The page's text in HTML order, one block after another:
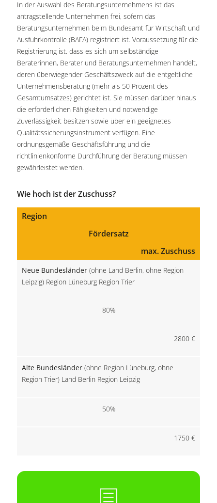
In der Auswahl des Beratungsunternehmens ist das
antragstellende Unternehmen frei, sofern das
Beratungsunternehmen beim Bundesamt für Wirtschaft und
Ausfuhrkontrolle (BAFA) registriert ist. Voraussetzung für die
Registrierung ist, dass es sich um selbständige
Beraterinnen, Berater und Beratungsunternehmen handelt,
deren überwiegender Geschäftszweck auf die entgeltliche
Unternehmensberatung (mehr als 50 Prozent des
Gesamtumsatzes) gerichtet ist. Sie müssen darüber hinaus
die erforderlichen Fähigkeiten und notwendige
Zuverlässigkeit besitzen sowie über ein geeignetes
Qualitätssicherungsinstrument verfügen. Eine
ordnungsgemäße Geschäftsführung und die
richtlinienkonforme Durchführung der Beratung müssen
gewährleistet werden.
Wie hoch ist der Zuschuss?
Region
Fördersatz
max. Zuschuss
Neue Bundesländer (ohne Land Berlin, ohne Region
Leipzig) Region Lüneburg Region Trier
80%
2800 €
Alte Bundesländer (ohne Region Lüneburg, ohne
Region Trier) Land Berlin Region Leipzig
50%
1750 €